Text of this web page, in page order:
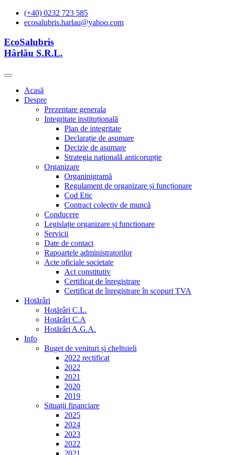
(+40) 0232 723 585
ecosalubris.harlau@yahoo.com
EcoSalubris
Hârlău S.R.L.
Acasă
Despre
Prezentare generala
Integritate instituțională
Plan de integritate
Declarație de asumare
Decizie de asumare
Strategia națională anticorupție
Organizare
Organinigramă
Regulament de organizare și funcționare
Cod Etic
Contract colectiv de muncă
Conducere
Legislație organizare și functionare
Servicii
Date de contact
Rapoartele administratorilor
Acte oficiale societate
Act constitutiv
Certificat de înregistrare
Certificat de înregistrare în scopuri TVA
Hotărâri
Hotărâri C.L.
Hotărâri C.A
Hotărâri A.G.A.
Info
Buget de venituri și cheltuieli
2022 rectificat
2022
2021
2020
2019
Situații financiare
2025
2024
2023
2022